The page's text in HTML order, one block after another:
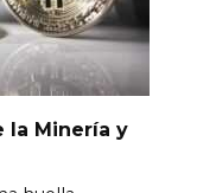
la Minería y